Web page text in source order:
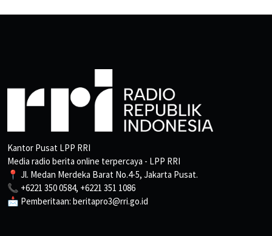
Kantor Pusat LPP RRI
Media radio berita online terpercaya - LPP RRI
📍 Jl. Medan Merdeka Barat No.4-5, Jakarta Pusat.
📞 +6221 350 0584, +6221 351 1086
📩 Pemberitaan: beritapro3@rri.go.id